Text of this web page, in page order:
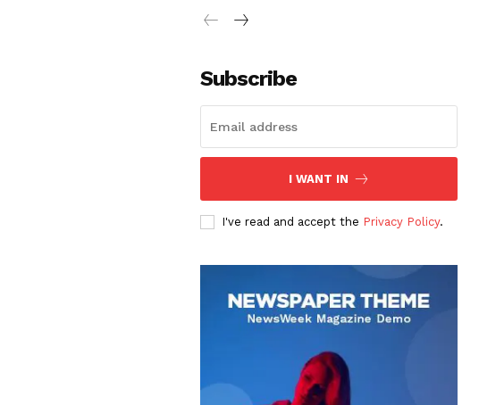
Subscribe
I WANT IN
I've read and accept the Privacy Policy.